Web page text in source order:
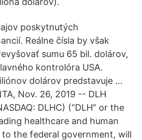
poskytnutých
Reálne čísla by však
sumu 65 bil. dolárov,
kontrolóra USA.
dolárov predstavuje …
Nov. 26, 2019 -- DLH
DLHC) (“DLH” or the
healthcare and human
the federal government, will